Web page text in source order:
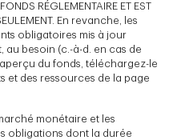
RÉGLEMENTAIRE ET EST
En revanche, les
obligatoires mis à jour
au besoin (c.-à-d. en cas de
du fonds, téléchargez-le
et des ressources de la page
monétaire et les
obligations dont la durée